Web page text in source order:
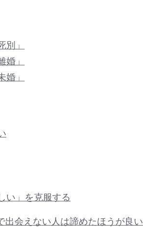
」
」
」
い」を克服する
出会えない人は諦めたほうが良い